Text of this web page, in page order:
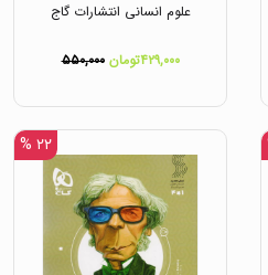
علوم انسانی انتشارات گاج
۴۲۹,۰۰۰تومان ۵۵۰,۰۰۰
۲۲ %